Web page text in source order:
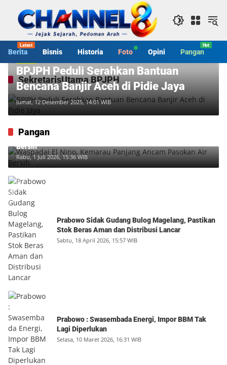
konten
Berita Bisnis Historia Foto Opini Pangan
SekretarisUtama BPJPH
BPJPH Peduli Serahkan Bantuan
Bencana Banjir Aceh di Pidie Jaya
Jumat, 12 Desember 2025, 14:01 WIB
Pangan
Waspadai El Nino, Kemarau Panjang Ancam Pasokan Air
Bersih
Rabu, 1 Juli 2026, 15:36 WIB
Prabowo Sidak Gudang Bulog Magelang, Pastikan
Stok Beras Aman dan Distribusi Lancar
Sabtu, 18 April 2026, 15:57 WIB
Prabowo : Swasembada Energi, Impor BBM Tak
Lagi Diperlukan
Selasa, 10 Maret 2026, 16:31 WIB